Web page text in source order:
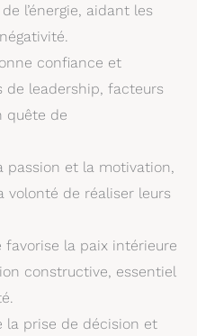
l’énergie, aidant les
confiance et
de leadership, facteurs
quête de
passion et la motivation,
volonté de réaliser leurs
favorise la paix intérieure
constructive, essentiel
la prise de décision et